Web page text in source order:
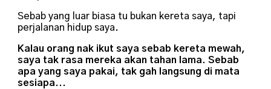
Sebab yang luar biasa tu bukan kereta saya, tapi
perjalanan hidup saya.
Kalau orang nak ikut saya sebab kereta mewah,
saya tak rasa mereka akan tahan lama. Sebab
apa yang saya pakai, tak gah langsung di mata
sesiapa...